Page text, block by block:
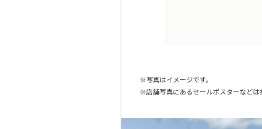
写真はイメージです。
店舗写真にあるセールポスターなどは